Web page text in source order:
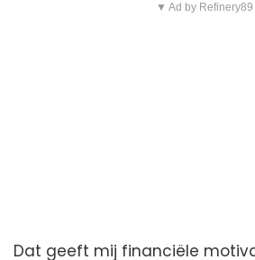
▼ Ad by Refinery89
Dat geeft mij financiële